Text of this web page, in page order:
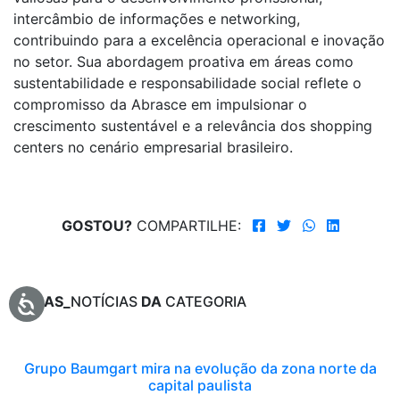
intercâmbio de informações e networking,
contribuindo para a excelência operacional e inovação
no setor. Sua abordagem proativa em áreas como
sustentabilidade e responsabilidade social reflete o
compromisso da Abrasce em impulsionar o
crescimento sustentável e a relevância dos shopping
centers no cenário empresarial brasileiro.
GOSTOU?COMPARTILHE:
TODAS_ NOTÍCIAS DA CATEGORIA
Grupo Baumgart mira na evolução da zona norte da
capital paulista